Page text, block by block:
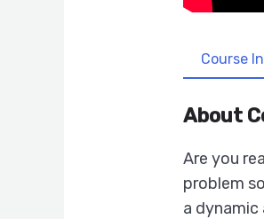
Course
About
Are you
problem
a dynamic